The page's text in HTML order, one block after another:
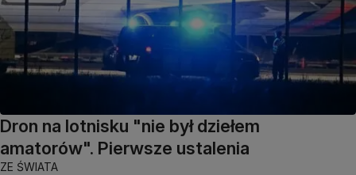
Dron na lotnisku "nie był dziełem
amatorów". Pierwsze ustalenia
ZE ŚWIATA